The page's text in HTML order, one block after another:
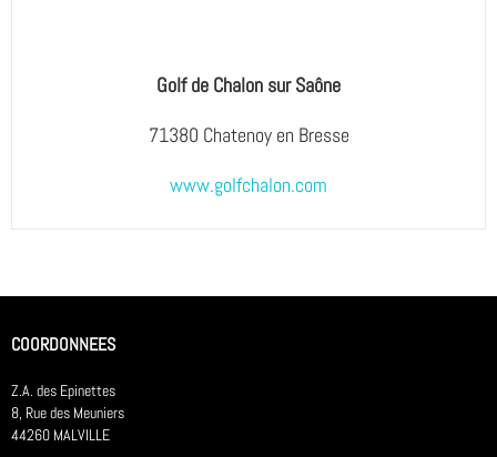
Golf de Chalon sur Saône
71380 Chatenoy en Bresse
www.golfchalon.com
COORDONNEES
Z.A. des Epinettes
8, Rue des Meuniers
44260 MALVILLE